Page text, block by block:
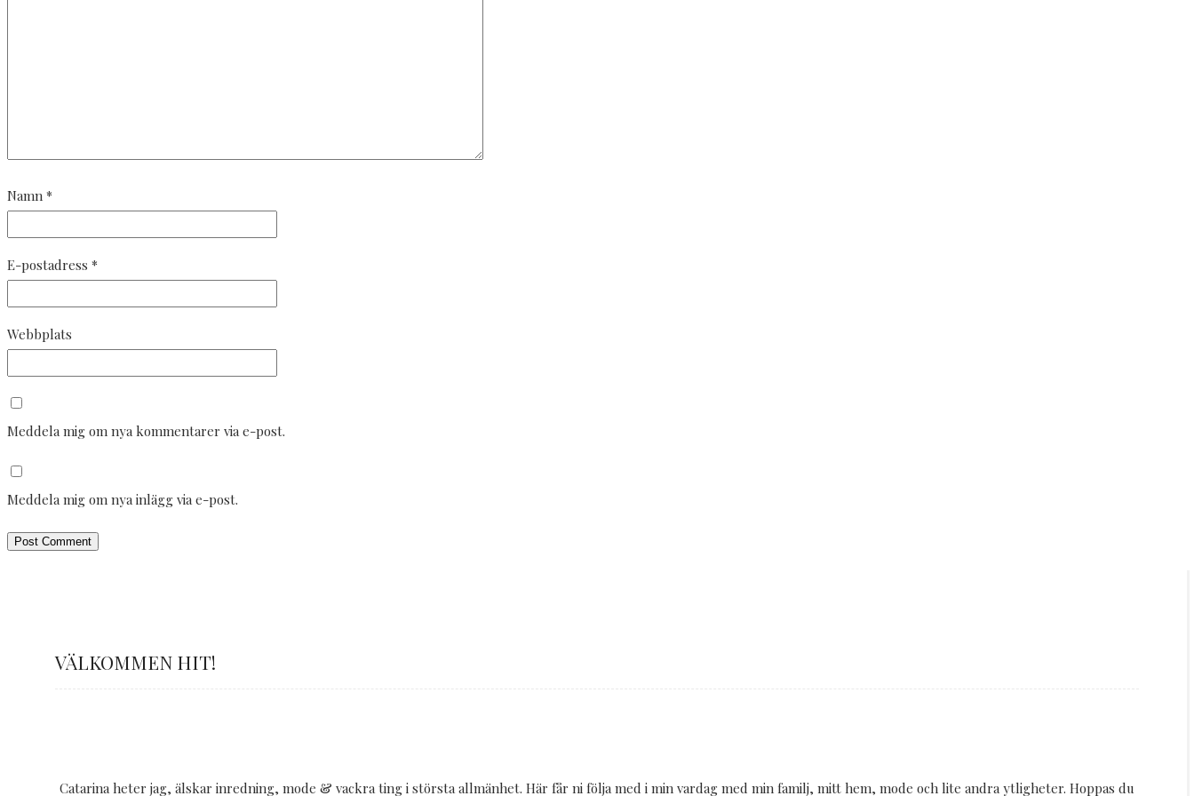
Namn *
E-postadress *
Webbplats
Meddela mig om nya kommentarer via e-post.
Meddela mig om nya inlägg via e-post.
VÄLKOMMEN HIT!
Catarina heter jag, älskar inredning, mode & vackra ting i största allmänhet. Här får ni följa med i min vardag med min familj, mitt hem, mode och lite andra ytligheter. Hoppas du